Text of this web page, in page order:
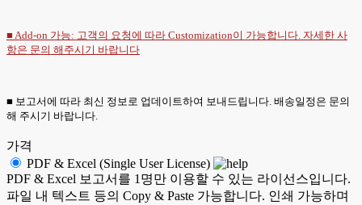
■ Add-on 가능: 고객의 요청에 따라 Customization이 가능합니다. 자세한 사
항은 문의 해주시기 바랍니다
■ 보고서에 따라 최신 정보로 업데이트하여 보내드립니다. 배송일정은 문의
해 주시기 바랍니다.
가격
PDF & Excel (Single User License)
PDF & Excel 보고서를 1명만 이용할 수 있는 라이선스입니다.
파일 내 텍스트 등의 Copy & Paste 가능합니다. 인쇄 가능하며